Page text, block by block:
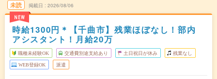
未読
NEW
掲載日 2026/08/06
時給1300円＊【千曲市】残業ほぼなし！部内
アシスタント！月給20万
職種未経験OK 交通費別途支給あり 土日祝日が休み 残業なし
WEB登録OK 派遣